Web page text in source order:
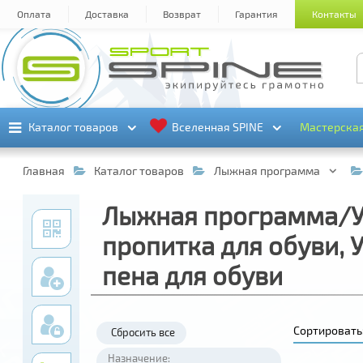
Оплата Доставка Возврат Гарантия Контакты
Каталог товаров
Каталог товаров Вселенная SPINE
Вселенная SPINE
Главная Каталог товаров Лыжная программа
Лыжная программа/
пропитка для обуви,
пена для обуви
Сбросить все
Назначение: